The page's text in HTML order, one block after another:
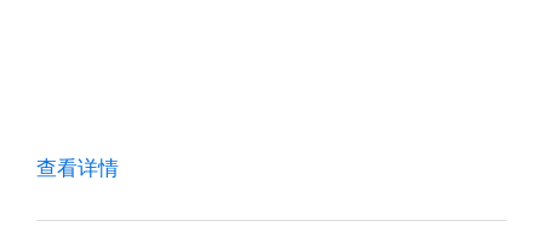
查看详情